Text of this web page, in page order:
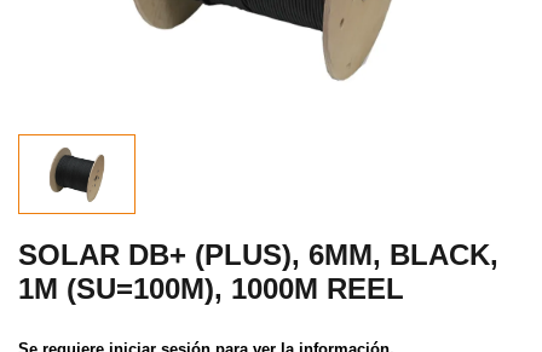
Registro
Iniciar sesión
Olvidé mi contraseña
SOLAR DB+ (PLUS), 6MM, BLACK,
1M (SU=100M), 1000M REEL